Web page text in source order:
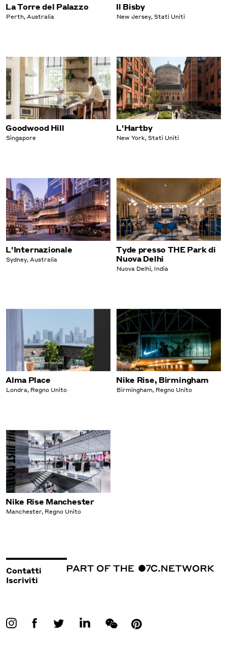
La Torre del Palazzo
Perth, Australia
Il Bisby
New Jersey, Stati Uniti
Goodwood Hill
Singapore
L'Hartby
New York, Stati Uniti
L'Internazionale
Sydney, Australia
Tyde presso THE Park di
Nuova Delhi
Nuova Delhi, India
Alma Place
Londra, Regno Unito
Nike Rise, Birmingham
Birmingham, Regno Unito
Nike Rise Manchester
Manchester, Regno Unito
Contatti
Iscriviti